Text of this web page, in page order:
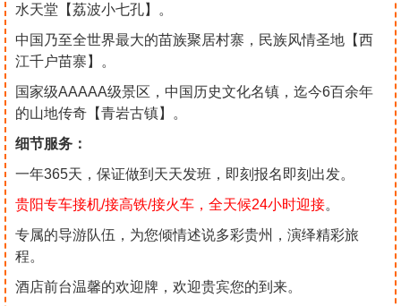
水天堂【荔波小七孔】。
中国乃至全世界最大的苗族聚居村寨，民族风情圣地【西
江千户苗寨】。
国家级AAAAA级景区，中国历史文化名镇，迄今6百余年
的山地传奇【青岩古镇】。
细节服务：
一年365天，保证做到天天发班，即刻报名即刻出发。
贵阳专车接机/接高铁/接火车，全天候24小时迎接。
专属的导游队伍，为您倾情述说多彩贵州，演绎精彩旅
程。
酒店前台温馨的欢迎牌，欢迎贵宾您的到来。